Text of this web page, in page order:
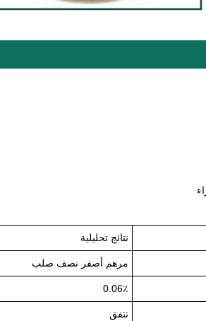
نتائج تحليلية
مرهم أصفر نصف صلب
0.06٪
تتفق